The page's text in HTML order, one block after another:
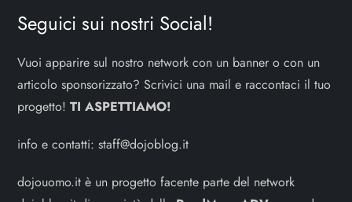
Seguici sui nostri Social!
Vuoi apparire sul nostro network con un banner o con un
articolo sponsorizzato? Scrivici una mail e raccontaci il tuo
progetto!TI ASPETTIAMO!
info e contatti:staff@dojoblog.it
dojouomo.it è un progetto facente parte del network